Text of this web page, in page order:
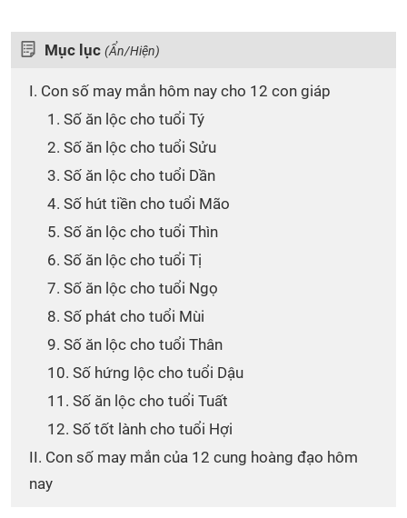
Mục lục (Ẩn/Hiện)
I. Con số may mắn hôm nay cho 12 con giáp
1. Số ăn lộc cho tuổi Tý
2. Số ăn lộc cho tuổi Sửu
3. Số ăn lộc cho tuổi Dần
4. Số hút tiền cho tuổi Mão
5. Số ăn lộc cho tuổi Thìn
6. Số ăn lộc cho tuổi Tị
7. Số ăn lộc cho tuổi Ngọ
8. Số phát cho tuổi Mùi
9. Số ăn lộc cho tuổi Thân
10. Số hứng lộc cho tuổi Dậu
11. Số ăn lộc cho tuổi Tuất
12. Số tốt lành cho tuổi Hợi
II. Con số may mắn của 12 cung hoàng đạo hôm
nay